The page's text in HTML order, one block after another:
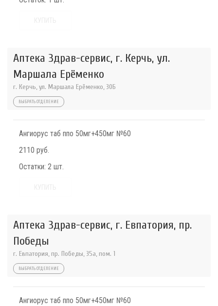
Аптека Здрав-сервис, г. Керчь, ул.
Маршала Ерёменко
г. Керчь, ул. Маршала Ерёменко, 30Б
ВЫБРАТЬ ОТДЕЛЕНИЕ
Ангиорус таб ппо 50мг+450мг №60
2110 руб.
Остатки: 2 шт.
Аптека Здрав-сервис, г. Евпатория, пр.
Победы
г. Евпатория, пр. Победы, 35а, пом. 1
ВЫБРАТЬ ОТДЕЛЕНИЕ
Ангиорус таб ппо 50мг+450мг №60